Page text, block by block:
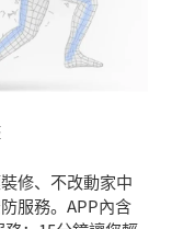
修、不改動家中
服務。APP內含